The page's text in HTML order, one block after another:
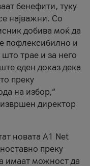
бенефити, туку
најважни. Со
добива моќ да
пофлексибилно и
трае и за него
еден доказ дека
преку
на избор,“
директор
новата А1 Net
преку
имаат можност да